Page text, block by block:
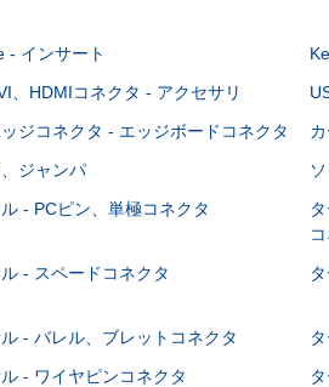
- インサート
、HDMIコネクタ - アクセサリ
ジコネクタ - エッジボードコネクタ
ジャンパ
- PCピン、単極コネクタ
- スペードコネクタ
- バレル、ブレットコネクタ
- ワイヤピンコネクタ